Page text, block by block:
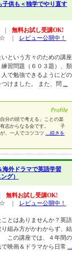
子供も＜独学でやり直す
無料お試し受講OK!
レビュー公開中！
という方々のための講座
習問題（６０３題）、類
で勉強できるようにどの
けました。 また、問 ...
分の頭で考える」ことの楽
有志からなる会です。 子
、一人でコツコツ
...続きを
海外ドラマで英語学習
グ）
無料お試し受講OK!
レビュー公開中！
とはありませんか？英語
組み方がかわからず、結
この講座では、４年間の
映画＆ドラマから日常 ...